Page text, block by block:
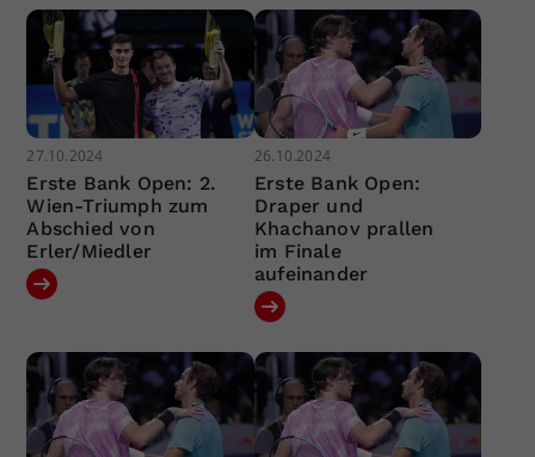
27.10.2024
Erste Bank Open: 2.
Wien-Triumph zum
Abschied von
Erler/Miedler
26.10.2024
Erste Bank Open:
Draper und
Khachanov prallen
im Finale
aufeinander